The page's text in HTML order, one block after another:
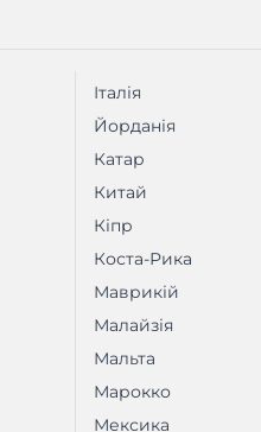
Італія
Йорданія
Катар
Китай
Кіпр
Коста-Рика
Маврикій
Малайзія
Мальта
Марокко
Мексика